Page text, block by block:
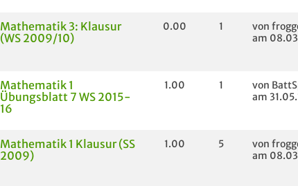
Mathematik 3: Klausur
(WS 2009/10)
0.00 1
von
am
Mathematik 1
Übungsblatt 7 WS 2015-
16
1.00 1
von
am
Mathematik 1 Klausur (SS
2009)
1.00 5
von
am